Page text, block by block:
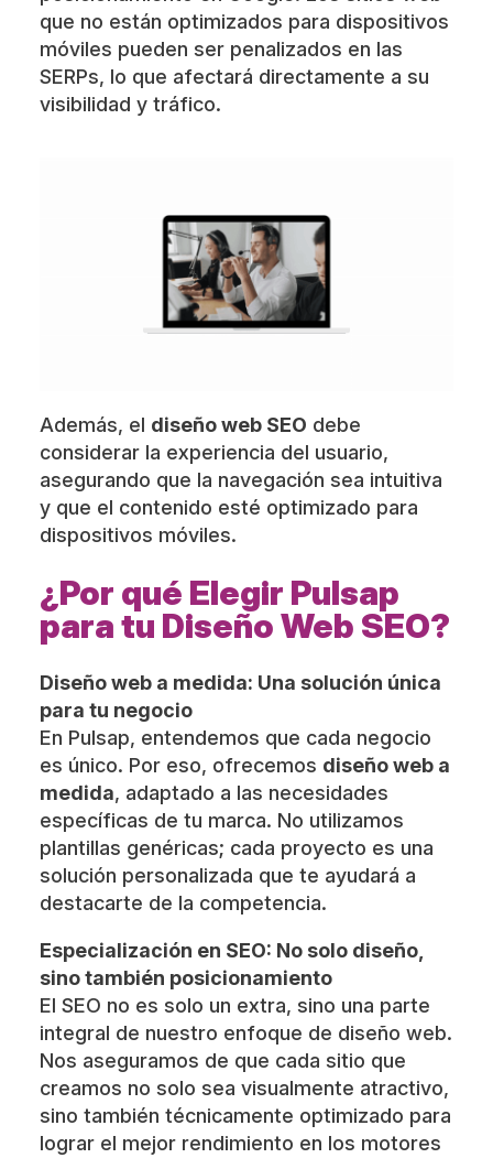
que no están optimizados para dispositivos
móviles pueden ser penalizados en las
SERPs, lo que afectará directamente a su
visibilidad y tráfico.
Además, el diseño web SEO debe
considerar la experiencia del usuario,
asegurando que la navegación sea intuitiva
y que el contenido esté optimizado para
dispositivos móviles.
¿Por qué Elegir Pulsap
para tu Diseño Web SEO?
Diseño web a medida: Una solución única
para tu negocio
En Pulsap, entendemos que cada negocio
es único. Por eso, ofrecemos diseño web a
medida, adaptado a las necesidades
específicas de tu marca. No utilizamos
plantillas genéricas; cada proyecto es una
solución personalizada que te ayudará a
destacarte de la competencia.
Especialización en SEO: No solo diseño,
sino también posicionamiento
El SEO no es solo un extra, sino una parte
integral de nuestro enfoque de diseño web.
Nos aseguramos de que cada sitio que
creamos no solo sea visualmente atractivo,
sino también técnicamente optimizado para
lograr el mejor rendimiento en los motores